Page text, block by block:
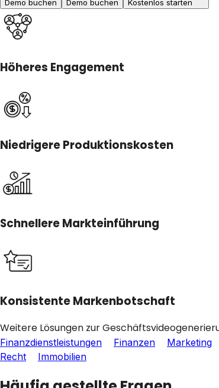
Demo buchen Demo buchen Kostenlos starten
Höheres Engagement
Niedrigere Produktionskosten
Schnellere Markteinführung
Konsistente Markenbotschaft
Weitere Lösungen zur
Finanzdienstleistungen Finanzen Marketing
Recht
Immobilien